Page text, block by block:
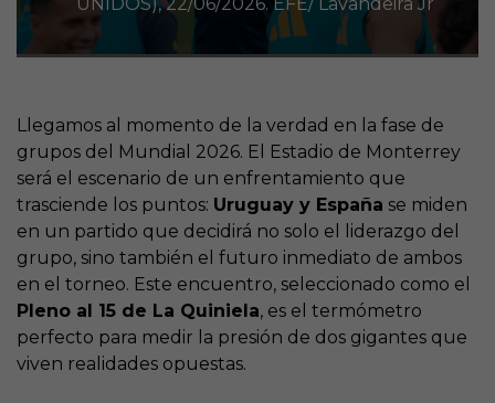
Llegamos al momento de la verdad en la fase de
grupos del Mundial 2026. El Estadio de Monterrey
será el escenario de un enfrentamiento que
trasciende los puntos: Uruguay y España se miden
en un partido que decidirá no solo el liderazgo del
grupo, sino también el futuro inmediato de ambos
en el torneo. Este encuentro, seleccionado como el
Pleno al 15 de La Quiniela, es el termómetro
perfecto para medir la presión de dos gigantes que
viven realidades opuestas.